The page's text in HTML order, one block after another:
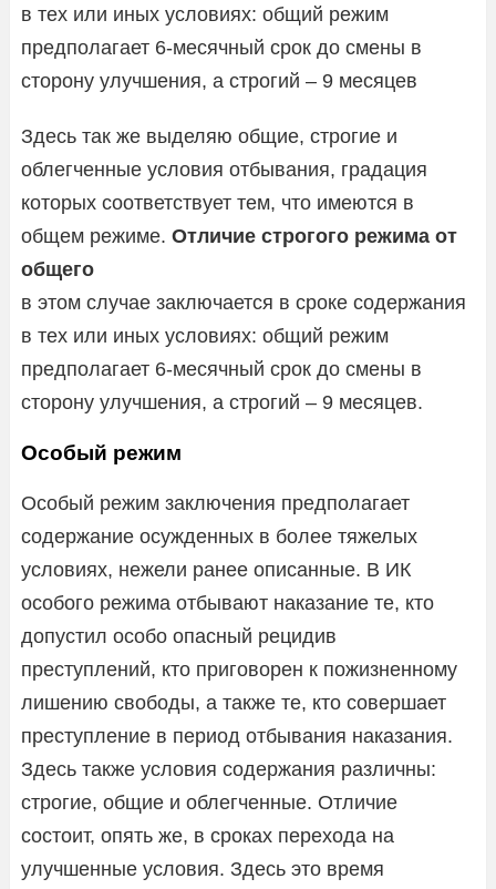
в тех или иных условиях: общий режим
предполагает 6-месячный срок до смены в
сторону улучшения, а строгий – 9 месяцев
Здесь так же выделяю общие, строгие и
облегченные условия отбывания, градация
которых соответствует тем, что имеются в
общем режиме. Отличие строгого режима от
общего
в этом случае заключается в сроке содержания
в тех или иных условиях: общий режим
предполагает 6-месячный срок до смены в
сторону улучшения, а строгий – 9 месяцев.
Особый режим
Особый режим заключения предполагает
содержание осужденных в более тяжелых
условиях, нежели ранее описанные. В ИК
особого режима отбывают наказание те, кто
допустил особо опасный рецидив
преступлений, кто приговорен к пожизненному
лишению свободы, а также те, кто совершает
преступление в период отбывания наказания.
Здесь также условия содержания различны:
строгие, общие и облегченные. Отличие
состоит, опять же, в сроках перехода на
улучшенные условия. Здесь это время